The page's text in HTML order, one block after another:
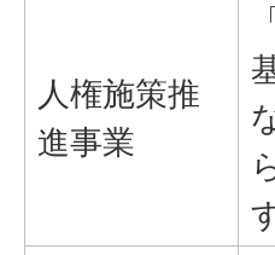
人権施策推
進事業